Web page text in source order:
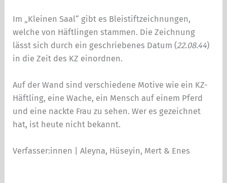
Im „Kleinen Saal“ gibt es Bleistiftzeichnungen,
welche von Häftlingen stammen. Die Zeichnung
lässt sich durch ein geschriebenes Datum (22.08.44)
in die Zeit des KZ einordnen.
Auf der Wand sind verschiedene Motive wie ein KZ-
Häftling, eine Wache, ein Mensch auf einem Pferd
und eine nackte Frau zu sehen. Wer es gezeichnet
hat, ist heute nicht bekannt.
Verfasser:innen | Aleyna, Hüseyin, Mert & Enes